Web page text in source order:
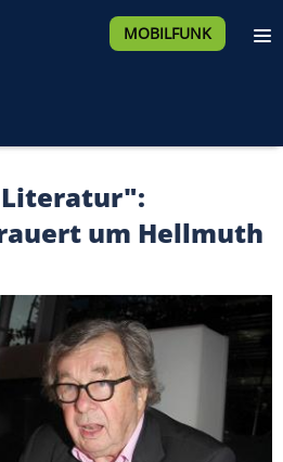
MOBILFUNK
Literatur":
um Hellmuth